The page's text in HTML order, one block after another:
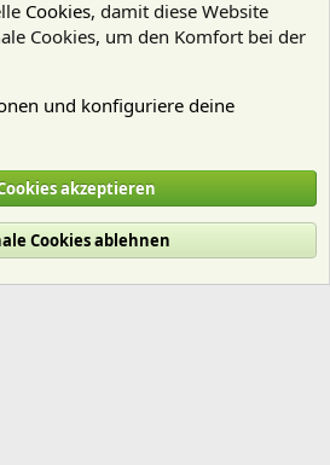
Hilfe und Impressum
Cookies, damit diese Website
Cookies, um den Komfort bei der
und konfiguriere deine
akzeptieren
Cookies ablehnen